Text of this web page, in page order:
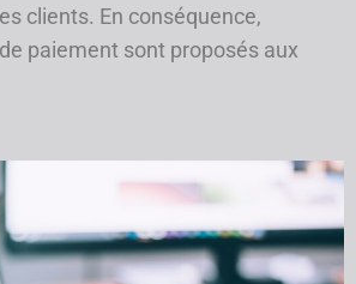
clients. En conséquence,
paiement sont proposés aux